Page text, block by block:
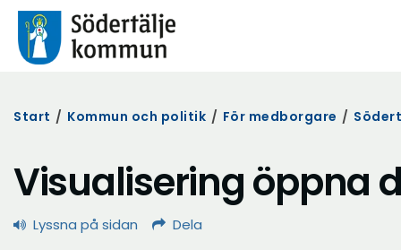
Start / Kommun och politik / För medborgare /
Visualisering öppna
Lyssna på sidan Dela